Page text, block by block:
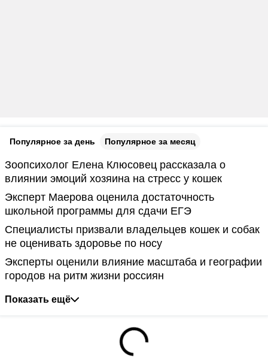
Популярное за день Популярное за месяц
Зоопсихолог Елена Клюсовец рассказала о
влиянии эмоций хозяина на стресс у кошек
Эксперт Маерова оценила достаточность
школьной программы для сдачи ЕГЭ
Специалисты призвали владельцев кошек и собак
не оценивать здоровье по носу
Эксперты оценили влияние масштаба и географии
городов на ритм жизни россиян
Показать ещё